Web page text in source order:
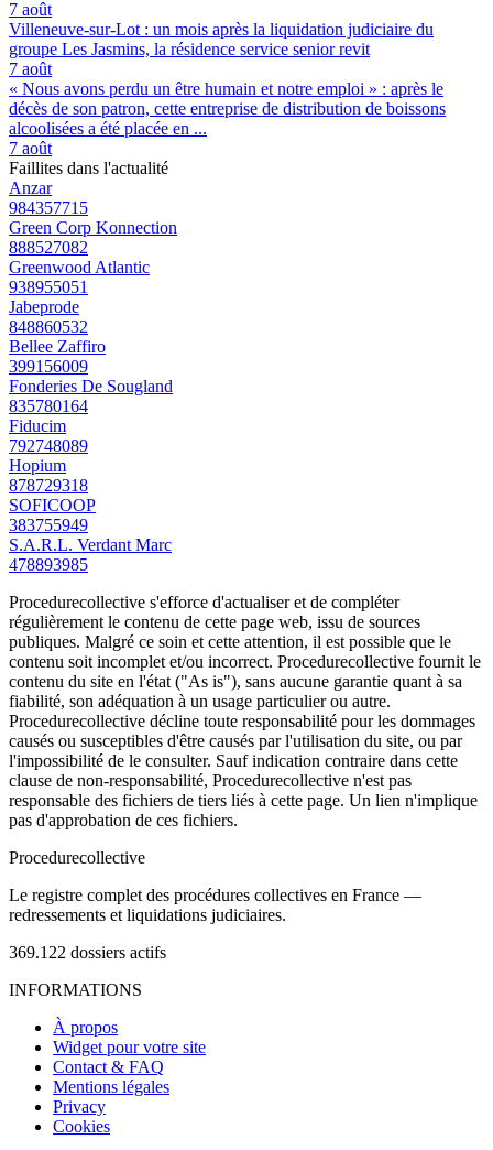
7 août
Villeneuve-sur-Lot : un mois après la liquidation judiciaire du
groupe Les Jasmins, la résidence service senior revit
7 août
« Nous avons perdu un être humain et notre emploi » : après le
décès de son patron, cette entreprise de distribution de boissons
alcoolisées a été placée en ...
7 août
Faillites dans l'actualité
Anzar
984357715
Green Corp Konnection
888527082
Greenwood Atlantic
938955051
Jabeprode
848860532
Bellee Zaffiro
399156009
Fonderies De Sougland
835780164
Fiducim
792748089
Hopium
878729318
SOFICOOP
383755949
S.A.R.L. Verdant Marc
478893985
Procedurecollective s'efforce d'actualiser et de compléter
régulièrement le contenu de cette page web, issu de sources
publiques. Malgré ce soin et cette attention, il est possible que le
contenu soit incomplet et/ou incorrect. Procedurecollective fournit le
contenu du site en l'état ("As is"), sans aucune garantie quant à sa
fiabilité, son adéquation à un usage particulier ou autre.
Procedurecollective décline toute responsabilité pour les dommages
causés ou susceptibles d'être causés par l'utilisation du site, ou par
l'impossibilité de le consulter. Sauf indication contraire dans cette
clause de non-responsabilité, Procedurecollective n'est pas
responsable des fichiers de tiers liés à cette page. Un lien n'implique
pas d'approbation de ces fichiers.
Procedurecollective
Le registre complet des procédures collectives en France —
redressements et liquidations judiciaires.
369.122 dossiers actifs
INFORMATIONS
À propos
Widget pour votre site
Contact & FAQ
Mentions légales
Privacy
Cookies